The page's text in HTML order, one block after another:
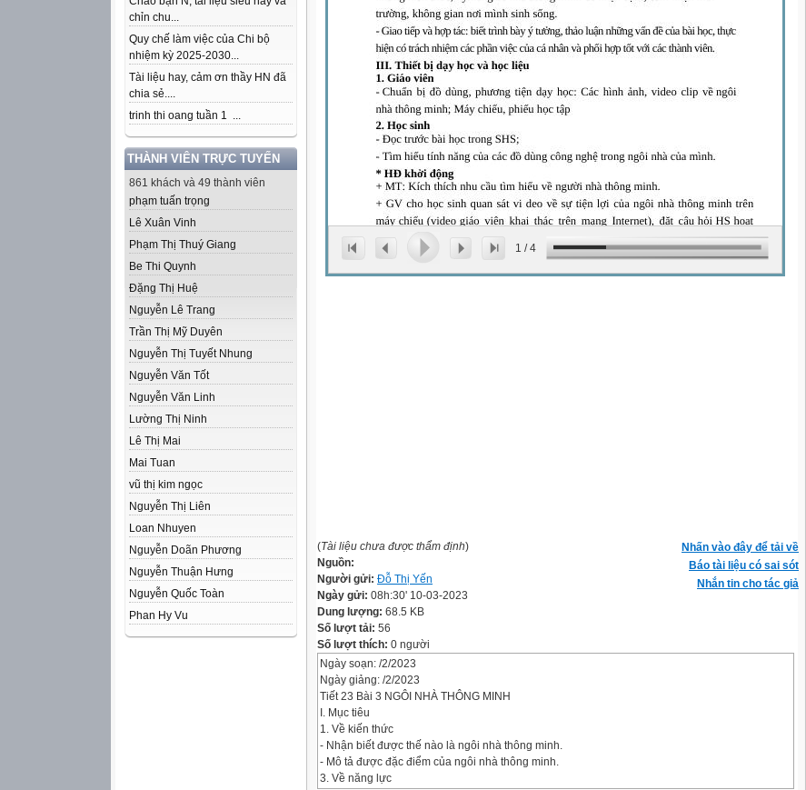
chỉn chu...
Quy chế làm việc của Chi bộ
nhiệm kỳ 2025-2030...
Tài liệu hay, cảm ơn thầy HN đã
chia sẻ....
trinh thi oang tuần 1 ...
THÀNH VIÊN TRỰC TUYẾN
861 khách và 49 thành viên
phạm tuấn trọng
Lê Xuân Vinh
Phạm Thị Thuý Giang
Be Thi Quynh
Đặng Thị Huệ
Nguyễn Lê Trang
Trần Thị Mỹ Duyên
Nguyễn Thị Tuyết Nhung
Nguyễn Văn Tốt
Nguyễn Văn Linh
Lường Thị Ninh
Lê Thị Mai
Mai Tuan
vũ thị kim ngọc
Nguyễn Thị Liên
Loan Nhuyen
Nguyễn Doãn Phương
Nguyễn Thuận Hưng
Nguyễn Quốc Toàn
Phan Hy Vu
1 /4
Nhấn vào đây để tải về
Báo tài liệu có sai sót
Nhắn tin cho tác giả
(Tài liệu chưa được thẩm định)
Nguồn:
Người gửi: Đỗ Thị Yến
Ngày gửi: 08h:30' 10-03-2023
Dung lượng: 68.5 KB
Số lượt tải: 56
Số lượt thích: 0 người
Ngày soạn: /2/2023
Ngày giảng: /2/2023
Tiết 23 Bài 3 NGÔI NHÀ THÔNG MINH
I. Mục tiêu
1. Về kiến thức
- Nhận biết được thế nào là ngôi nhà thông minh.
- Mô tả được đặc điểm của ngôi nhà thông minh.
3. Về năng lực